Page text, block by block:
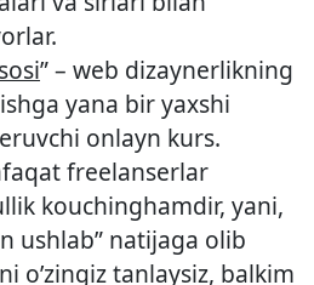
” – web dizaynerlikning
yana bir yaxshi
onlayn kurs.
freelanserlar
kouchinghamdir, yani,
ushlab” natijaga olib
o’zingiz tanlaysiz, balkim